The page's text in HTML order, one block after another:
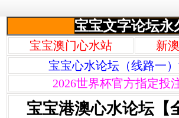
宝宝文字论坛永
宝宝澳门心水站
新
宝宝心水论坛（线路一
2026世界杯官方指定投
宝宝港澳心水论坛【